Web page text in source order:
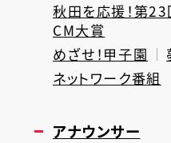
秋田を応援！第
CM大賞
めざせ！甲子園
ネットワーク番組
アナウンサー